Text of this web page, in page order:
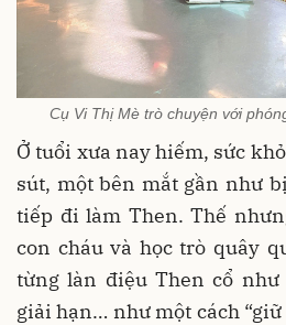
Cụ Vi Thị Mè trò chuyện với
Ở tuổi xưa nay hiếm, sức
sút, một bên mắt gần như
tiếp đi làm Then. Thế
con cháu và học trò quây
từng làn điệu Then cổ như
giải hạn… như một cách